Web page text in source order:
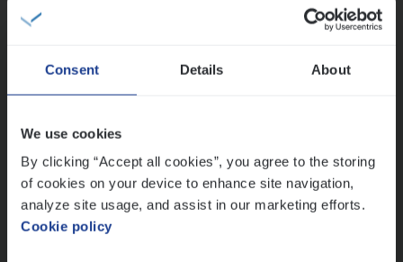
Consent Details About
We use cookies
By clicking “Accept all cookies”, you agree to the storing
of cookies on your device to enhance site navigation,
analyze site usage, and assist in our marketing efforts.
Cookie policy
Sales Management
Claims­hand­ler Fleet
Claims Management
Antwerpen